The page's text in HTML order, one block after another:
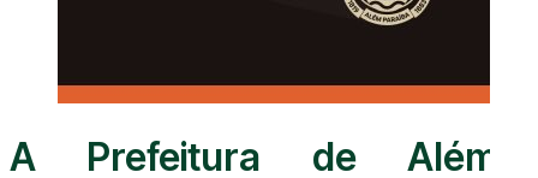
A Prefeitura de Além